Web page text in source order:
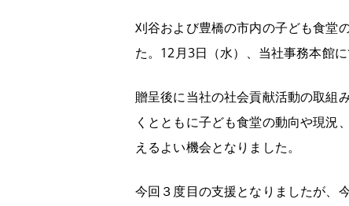
刈谷および豊橋の市内の子ども食堂
た。12月3日（水）、当社事務本館
贈呈後に当社の社会貢献活動の取組
くとともに子ども食堂の動向や現況
えるよい機会となりました。
今回３度目の支援となりましたが、